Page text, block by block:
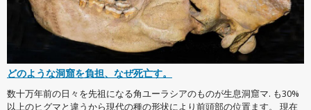
どのような洞窟を負担、なぜ死亡す。
数十万年前の日々を先祖になる角ユーラシアのものが生息洞窟マ. も30%
以上のヒグマと違うから現代の種の形状により前頭部の位置ます。 現在